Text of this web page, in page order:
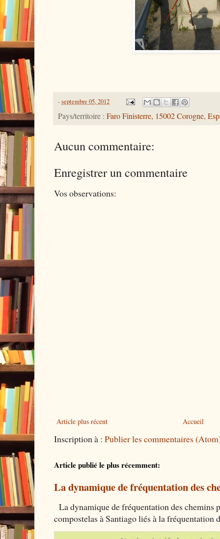
-septembre 05, 2012
Pays/territoire : Faro Finisterre, 15002 Corogne,
Aucun commentaire:
Enregistrer un commentaire
Vos observations:
Article plus récent Accueil
Inscription à : Publier les commentaires
Article publié le plus récemment:
La dynamique de fréquentation des
La dynamique de fréquentation des chemins
compostelas à Santiago liés à la fréquentation